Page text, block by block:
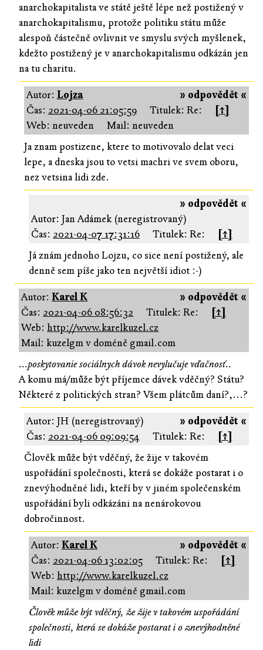
anarchokapitalista ve státě ještě lépe než postižený v
anarchokapitalismu, protože politiku státu může
alespoň částečně ovlivnit ve smyslu svých myšlenek,
kdežto postižený je v anarchokapitalismu odkázán jen
na tu charitu.
» odpovědět «
Autor: Lojza
Čas: 2021-04-06 21:05:59 Titulek: Re:
[↑]
Web: neuveden
Mail: neuveden
Ja znam postizene, ktere to motivovalo delat veci
lepe, a dneska jsou to vetsi machri ve svem oboru,
nez vetsina lidi zde.
» odpovědět «
Autor: Jan Adámek (neregistrovaný)
Čas: 2021-04-07 17:31:16 Titulek: Re:
[↑]
Já znám jednoho Lojzu, co sice není postižený, ale
denně sem píše jako ten největší idiot :-)
» odpovědět «
Autor:Karel K
Čas: 2021-04-06 08:56:32 Titulek: Re:
[↑]
Web:http://www.karelkuzel.cz
Mail: kuzelgm v doméně gmail.com
...poskytovanie sociálnych dávok nevylučuje vďačnosť..
A komu má/může být příjemce dávek vděčný? Státu?
Některé z politických stran? Všem plátcům daní?,...?
» odpovědět «
Autor: JH (neregistrovaný)
Čas: 2021-04-06 09:09:54 Titulek: Re:
[↑]
Člověk může být vděčný, že žije v takovém
uspořádání společnosti, která se dokáže postarat i o
znevýhodněné lidi, kteří by v jiném společenském
uspořádání byli odkázáni na nenárokovou
dobročinnost.
» odpovědět «
Autor: Karel K
Čas: 2021-04-06 13:02:05 Titulek: Re:
[↑]
Web: http://www.karelkuzel.cz
Mail: kuzelgm v doméně gmail.com
Člověk může být vděčný, že žije v takovém uspořádání
společnosti, která se dokáže postarat i o znevýhodněné
lidi